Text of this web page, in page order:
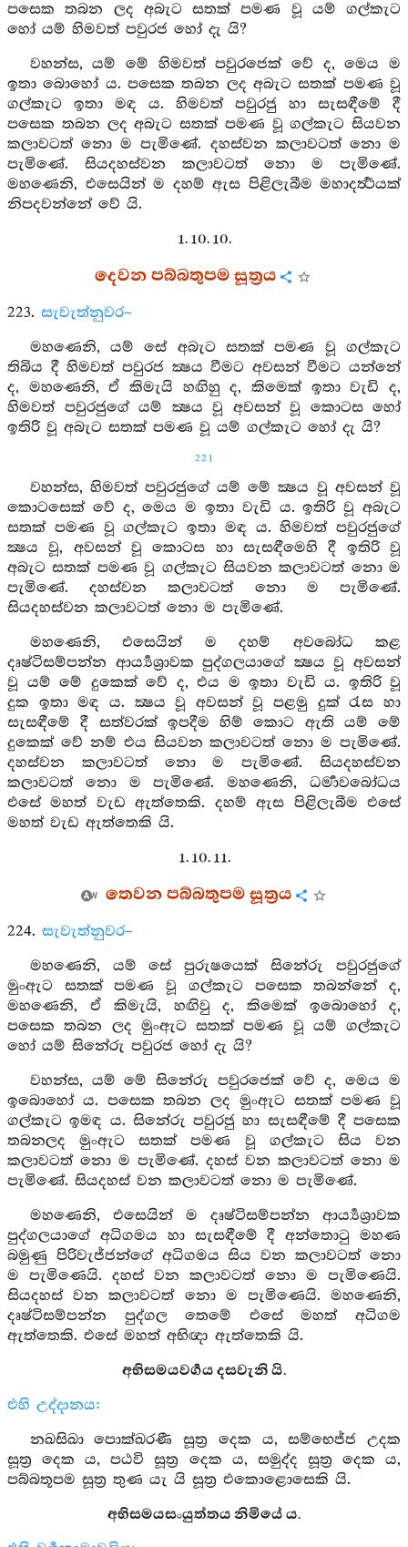
පසෙක තබන ලද අබැට සතක් පමණ වූ යම් ගල්කැට
හෝ යම් හිමවත් පවුරජ හෝ දැ යි?
වහන්ස, යම් මේ හිමවත් පවුරජෙක් වේ ද, මෙය ම
ඉතා බොහෝ ය. පසෙක තබන ලද අබැට සතක් පමණ වූ
ගල්කැට ඉතා මඳ ය. හිමවත් පවුරජු හා සැසඳීමේ දී
පසෙක තබන ලද අබැට සතක් පමණ වූ ගල්කැට සියවන
කලාවටත් නො ම පැමිණේ. දහස්වන කලාවටත් නො ම
පැමිණේ. සියදහස්වන කලාවටත් නො ම පැමිණේ.
මහණෙනි, එසෙයින් ම දහම් ඇස පිළිලැබීම මහාදර්‍ත්‍ථයක්
නිපදවන්නේ වේ යි.
1. 10. 10.
දෙවන පබ්බතුපම සූත්‍රය
223. සැවැත්නුවර–
මහණෙනි, යම් සේ අබැට සතක් පමණ වූ ගල්කැට
තිබිය දී හිමවත් පවුරජ ක්‍ෂය වීමට අවසන් වීමට යන්නේ
ද, මහණෙනි, ඒ කිමැයි හඟිහු ද, කිමෙක් ඉතා වැඩි ද,
හිමවත් පවුරජුගේ යම් ක්‍ෂය වූ අවසන් වූ කොටස හෝ
ඉතිරි වූ අබැට සතක් පමණ වූ යම් ගල්කැට හෝ දැ යි?
221
වහන්ස, හිමවත් පවුරජුගේ යම් මේ ක්‍ෂය වූ අවසන් වූ
කොටසෙක් වේ ද, මෙය ම ඉතා වැඩි ය. ඉතිරි වූ අබැට
සතක් පමණ වූ ගල්කැට ඉතා මඳ ය. හිමවත් පවුරජුගේ
ක්‍ෂය වූ, අවසන් වූ කොටස හා සැසඳීමෙහි දී ඉතිරි වූ
අබැට සතක් පමණ වූ ගල්කැට සියවන කලාවටත් නො ම
පැමිණේ. දහස්වන කලාවටත් නො ම පැමිණේ.
සියදහස්වන කලාවටත් නො ම පැමිණේ.
මහණෙනි, එසෙයින් ම දහම් අවබෝධ කළ
දෘෂ්ටිසම්පන්න ආර්‍ය්‍යශ්‍රාවක පුද්ගලයාගේ ක්‍ෂය වූ අවසන්
වූ යම් මේ දුකෙක් වේ ද, එය ම ඉතා වැඩි ය. ඉතිරි වූ
දුක ඉතා මඳ ය. ක්‍ෂය වූ අවසන් වූ පළමු දුක් රැස හා
සැසඳීමේ දී සත්වරක් ඉපදීම හිම් කොට ඇති යම් මේ
දුකෙක් වේ නම් එය සියවන කලාවටත් නො ම පැමිණේ.
දහස්වන කලාවටත් නො ම පැමිණේ. සියදහස්වන
කලාවටත් නො ම පැමිණේ. මහණෙනි, ධර්‍මාවබෝධය
එසේ මහත් වැඩ ඇත්තෙකි. දහම් ඇස පිළිලැබීම එසේ
මහත් වැඩ ඇත්තෙකි යි.
1. 10. 11.
තෙවන පබ්බතුපම සූත්‍රය
224. සැවැත්නුවර–
මහණෙනි, යම් සේ පුරුෂයෙක් සිනේරු පවුරජුගේ
මුංඇට සතක් පමණ වූ ගල්කැට පසෙක තබන්නේ ද,
මහණෙනි, ඒ කිමැයි, හඟිවු ද, කිමෙක් ඉබොහෝ ද,
පසෙක තබන ලද මුංඇට සතක් පමණ වූ යම් ගල්කැට
හෝ යම් සිනේරු පවුරජ හෝ දැ යි?
වහන්ස, යම් මේ සිනේරු පවුරජෙක් වේ ද, මෙය ම
ඉබොහෝ ය. පසෙක තබන ලද මුංඇට සතක් පමණ වූ
ගල්කැට ඉමඳ ය. සිනේරු පවුරජු හා සැසඳීමේ දී පසෙක
තබනලද මුංඇට සතක් පමණ වූ ගල්කැට සිය වන
කලාවටත් නො ම පැමිණේ. දහස් වන කලාවටත් නො ම
පැමිණේ. සියදහස් වන කලාවටත් නො ම පැමිණේ.
මහණෙනි, එසෙයින් ම දෘෂ්ටිසම්පන්න ආර්‍ය්‍යශ්‍රාවක
පුද්ගලයාගේ අධිගමය හා සැසඳීමේ දී අන්තොටු මහණ
බමුණු පිරිවැජ්ජන්ගේ අධිගමය සිය වන කලාවටත් නො
ම පැමිණෙයි. දහස් වන කලාවටත් නො ම පැමිණෙයි.
සියදහස් වන කලාවටත් නො ම පැමිණෙයි. මහණෙනි,
දෘෂ්ටිසම්පන්න පුද්ගල තෙමේ එසේ මහත් අධිගම
ඇත්තෙකි. එසේ මහත් අභිඥා ඇත්තෙකි යි.
අභිසමයවර්‍ගය දසවැනි යි.
එහි උද්දානය:
නඛසිඛා පොක්ඛරණී සූත්‍ර දෙක ය, සම්භෙජ්ජ උදක
සූත්‍ර දෙක ය, පඨවි සූත්‍ර දෙක ය, සමුද්ද සූත්‍ර දෙක ය,
පබ්බතූපම සූත්‍ර තුණ යැ යි සූත්‍ර එකොළොසෙකි යි.
අභිසමයසංයුත්තය නිමියේ ය.